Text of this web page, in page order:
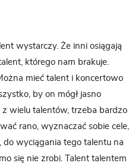
wystarczy. Że inni osiągają
którego nam brakuje.
mieć talent i koncertowo
by on mógł jasno
wielu talentów, trzeba bardzo
rano, wyznaczać sobie cele,
do wyciągania tego talentu na
się nie zrobi. Talent talentem